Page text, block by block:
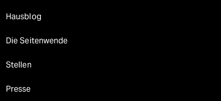
Hausblog
Die Seitenwende
Stellen
Presse